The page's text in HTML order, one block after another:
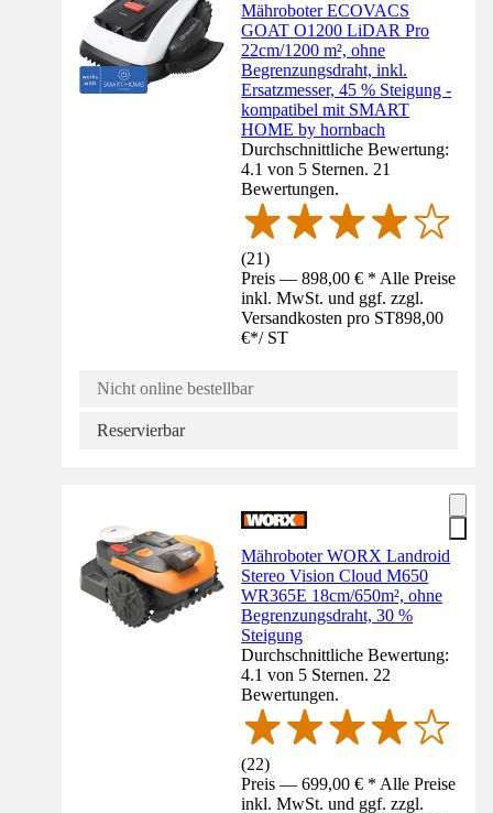
Mähroboter ECOVACS
GOAT O1200 LiDAR Pro
22cm/1200 m², ohne
Begrenzungsdraht, inkl.
Ersatzmesser, 45 % Steigung -
kompatibel mit SMART
HOME by hornbach
Durchschnittliche Bewertung:
4.1 von 5 Sternen. 21
Bewertungen.
(21)
Preis — 898,00 € * Alle Preise
inkl. MwSt. und ggf. zzgl.
Versandkosten pro ST898,00
€*/ ST
Nicht online bestellbar
Reservierbar
Mähroboter WORX Landroid
Stereo Vision Cloud M650
WR365E 18cm/650m², ohne
Begrenzungsdraht, 30 %
Steigung
Durchschnittliche Bewertung:
4.1 von 5 Sternen. 22
Bewertungen.
(22)
Preis — 699,00 € * Alle Preise
inkl. MwSt. und ggf. zzgl.